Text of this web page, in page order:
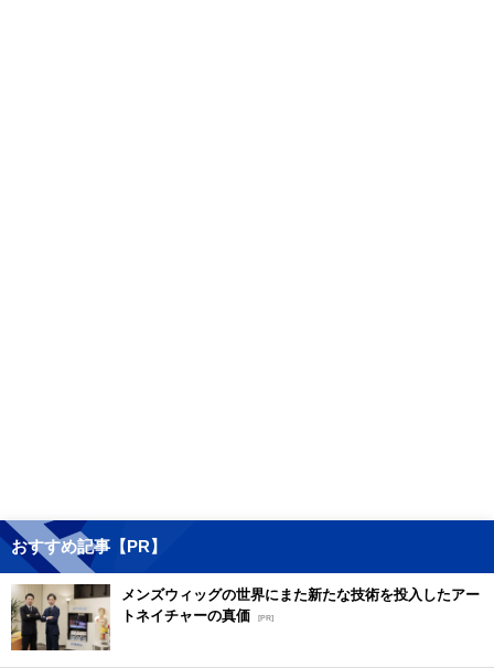
おすすめ記事【PR】
メンズウィッグの世界にまた新たな技術を投入したアー
トネイチャーの真価 [PR]